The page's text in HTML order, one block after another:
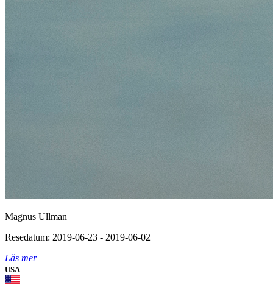
Magnus Ullman
Resedatum: 2019-06-23 - 2019-06-02
Läs mer
USA